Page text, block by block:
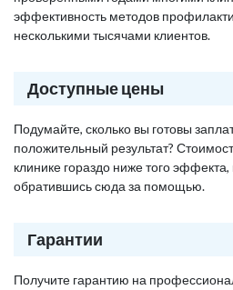
эффективность методов
несколькими тысячами клиентов.
Доступные цены
Подумайте, сколько вы готовы
положительный результат?
клинике гораздо ниже того
обратившись сюда за помощью.
Гарантии
Получите гарантию на